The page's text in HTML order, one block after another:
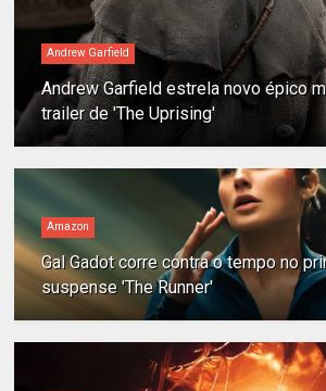
Andrew Garfield
Andrew Garfield estrela novo épico
trailer de 'The Uprising'
Amazon
Gal Gadot corre contra o tempo no
suspense 'The Runner'